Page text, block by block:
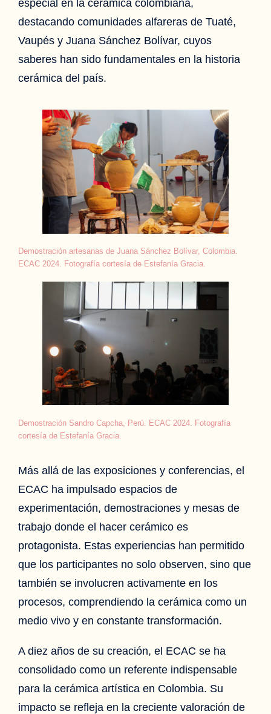
especial en la cerámica colombiana,
destacando comunidades alfareras de Tuaté,
Vaupés y Juana Sánchez Bolívar, cuyos
saberes han sido fundamentales en la historia
cerámica del país.
Demostración artesanas de Juana Sánchez Bolívar, Colombia.
ECAC 2024. Fotografía cortesía de Estefanía Gracia.
Demostración Sandro Capcha, Perú. ECAC 2024. Fotografía
cortesía de Estefanía Gracia.
Más allá de las exposiciones y conferencias, el
ECAC ha impulsado espacios de
experimentación, demostraciones y mesas de
trabajo donde el hacer cerámico es
protagonista. Estas experiencias han permitido
que los participantes no solo observen, sino que
también se involucren activamente en los
procesos, comprendiendo la cerámica como un
medio vivo y en constante transformación.
A diez años de su creación, el ECAC se ha
consolidado como un referente indispensable
para la cerámica artística en Colombia. Su
impacto se refleja en la creciente valoración de